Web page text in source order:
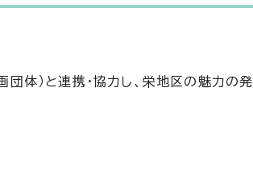
体）と連携・協力し、栄地区の魅力の